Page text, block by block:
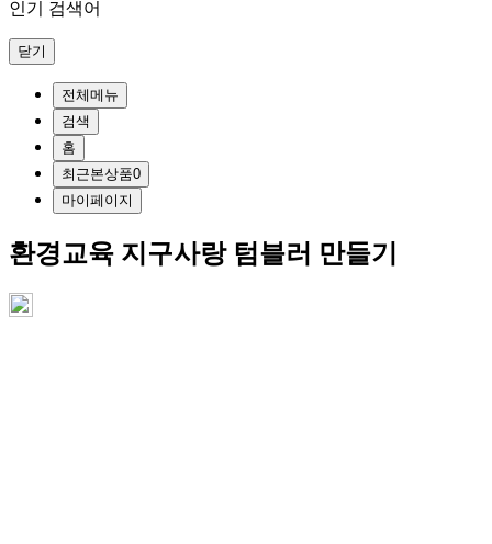
인기 검색어
닫기
전체메뉴
검색
홈
최근본상품0
마이페이지
환경교육 지구사랑 텀블러 만들기